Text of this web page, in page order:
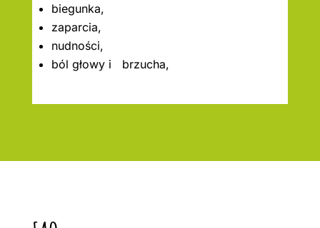
biegunka,
zaparcia,
nudności,
ból głowy i brzucha,